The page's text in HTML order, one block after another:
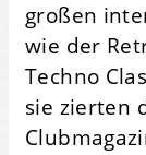
großen
wie der
Techno
sie zierten